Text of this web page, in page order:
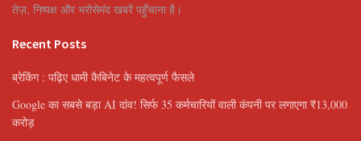
तेज़, निष्पक्ष और भरोसेमंद खबरें पहुँचाना है।
Recent Posts
ब्रेकिंग : पढ़िए धामी कैबिनेट के महत्वपूर्ण फैसले
Google का सबसे बड़ा AI दांव! सिर्फ 35 कर्मचारियों वाली कंपनी पर लगाएगा ₹13,000
करोड़